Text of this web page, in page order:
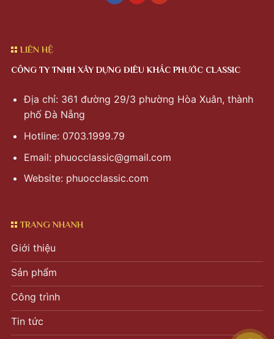
LIÊN HỆ
CÔNG TY TNHH XÂY DỰNG ĐIÊU KHẮC PHƯỚC CLASSIC
Địa chỉ: 361 đường 29/3 phường Hòa Xuân, thành
phố Đà Nẵng
Hotline: 0703.1999.79
Email: phuocclassic@gmail.com
Website: phuocclassic.com
TRANG NHANH
Giới thiệu
Sản phẩm
Công trình
Tin tức